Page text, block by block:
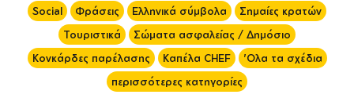
Social
Φράσεις Ελληνικά σύμβολα
Σημαίες κρατών
Τουριστικά
Σώματα ασφαλείας / Δημόσιο
Κονκάρδες παρέλασης
Καπέλα CHEF
'Ολα τα σχέδια
περισσότερες κατηγορίες